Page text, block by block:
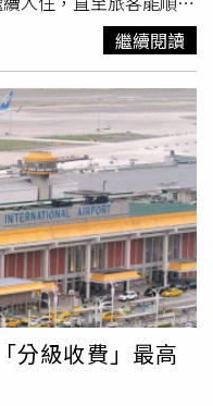
可將延長住宿所產生的
為伊朗與以色列衝突升
依機場與航空業消息來
客因此滯留在阿聯酋境
宿費用，旨在減輕旅客
時維持當地觀光產業的
際，此措施也被視為穩
書粉專「飛翔鼎申-航
業者也主動提供免費住
當局表示會持續關注區
一位。危機時刻這波處
繼續閱讀
分級收費」最高